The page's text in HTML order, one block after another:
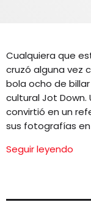
NUESTRAS
EQUIPO
NOTICIAS
CONTACTO
Cualquiera que
cruzó alguna vez
bola ocho de
cultural Jot Down.
convirtió en un
sus fotografías
Seguir leyendo